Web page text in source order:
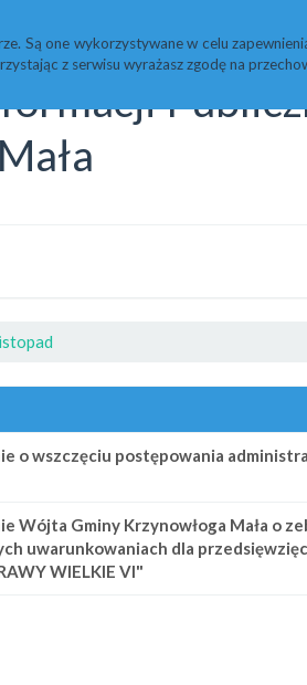
Są one wykorzystywane w celu
z serwisu wyrażasz zgodę na
o wszczęciu postępowania
Wójta Gminy Krzynowłoga Mała o
uwarunkowaniach dla
WIELKIE VI"